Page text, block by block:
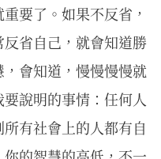
要了。如果不反省，
省自己，就會知道勝
會知道，慢慢慢慢就
說明的事情：任何人
有社會上的人都有自